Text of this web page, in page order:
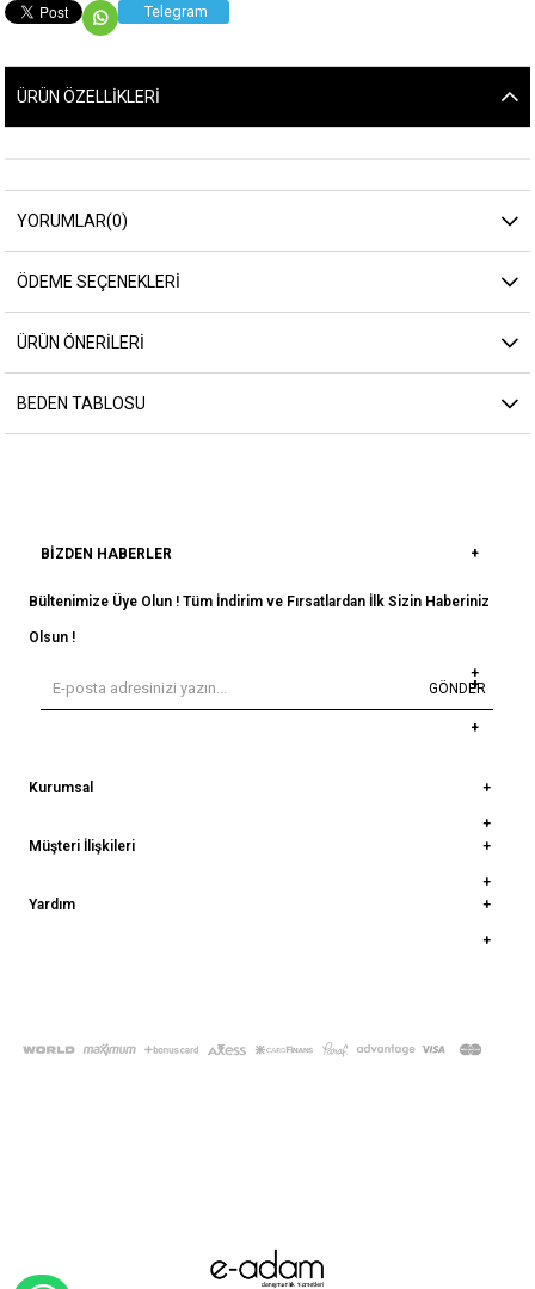
Telegram
ÜRÜN ÖZELLIKLERI
YORUMLAR(0)
ÖDEME SEÇENEKLERI
ÜRÜN ÖNERILERI
BEDEN TABLOSU
BIZDEN HABERLER
Bültenimize Üye Olun ! Tüm İndirim ve Fırsatlardan İlk Sizin Haberiniz
Olsun !
GÖNDER
Kurumsal
Müşteri İlişkileri
Yardım